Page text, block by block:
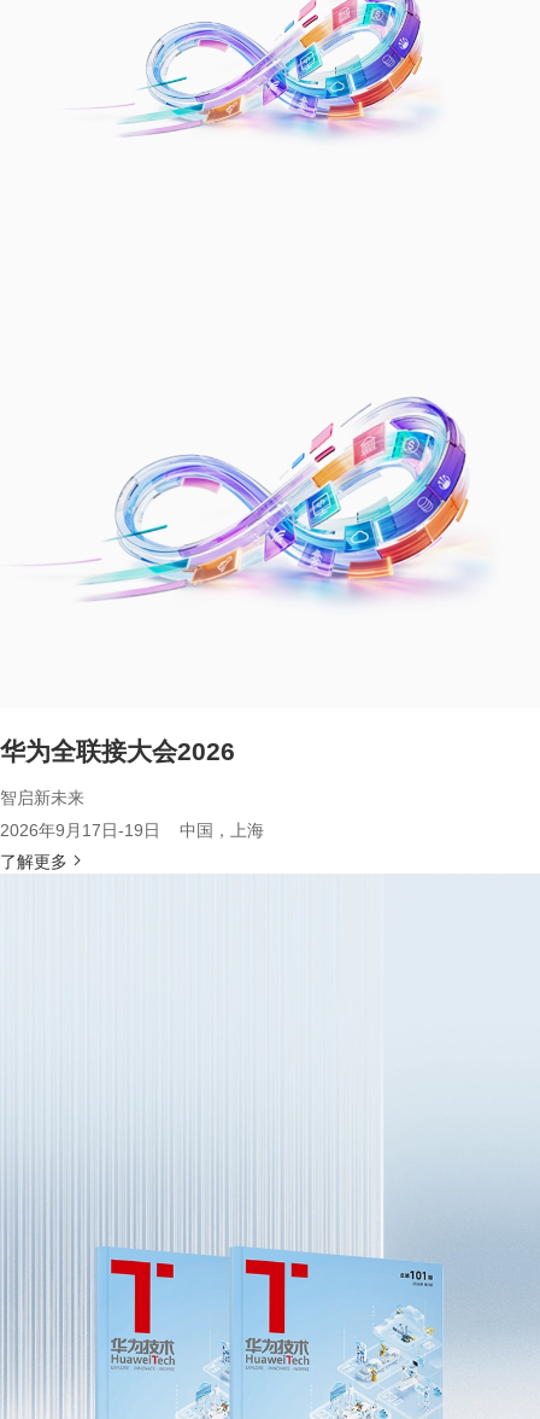
华为全联接大会2026
智启新未来
2026年9月17日-19日 中国，上海
了解更多